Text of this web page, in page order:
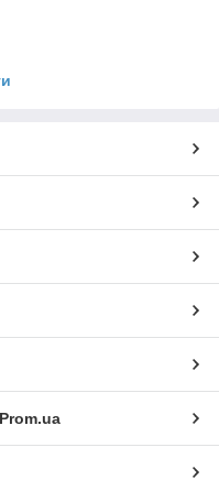
Prom.ua